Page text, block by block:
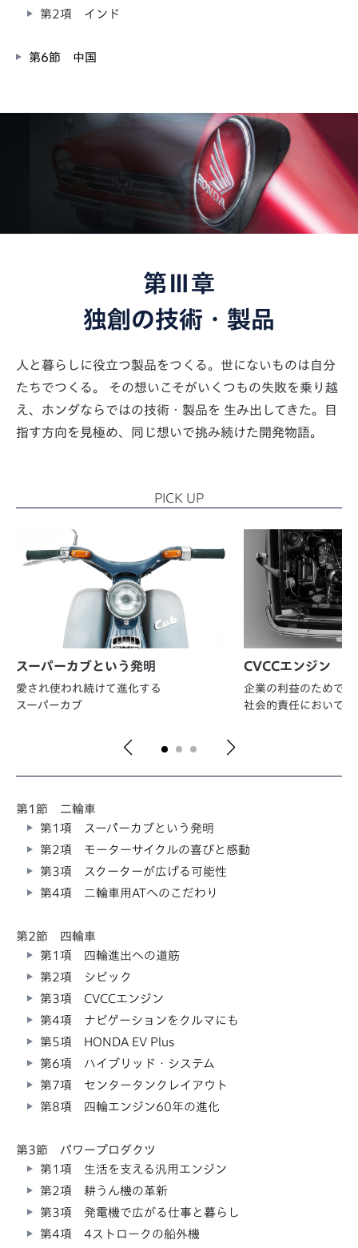
第2項 インド
第6節 中国
第Ⅲ章
独創の技術・製品
人と暮らしに役立つ製品をつくる。世にないものは自分
たちでつくる。
その想いこそがいくつもの失敗を乗り越
え、ホンダならではの技術・製品を 生み出してきた。目
指す方向を見極め、同じ想いで挑み続けた開発物語。
PICK UP
スーパーカブという発明
愛され使われ続けて進化する
スーパーカブ
CVCCエンジン
企業の利益のためでは
社会的責任において
第1節 二輪車
第1項 スーパーカブという発明
第2項 モーターサイクルの喜びと感動
第3項 スクーターが広げる可能性
第4項 二輪車用ATへのこだわり
第2節 四輪車
第1項 四輪進出への道筋
第2項 シビック
第3項 CVCCエンジン
第4項 ナビゲーションをクルマにも
第5項 HONDA EV Plus
第6項 ハイブリッド・システム
第7項 センタータンクレイアウト
第8項 四輪エンジン60年の進化
第3節 パワープロダクツ
第1項 生活を支える汎用エンジン
第2項 耕うん機の革新
第3項 発電機で広がる仕事と暮らし
第4項 4ストロークの船外機